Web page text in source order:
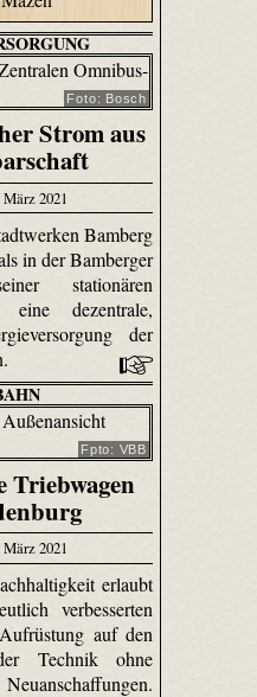
Foto: Bosch
Strom aus
2021
Bamberg
in der Bamberger
stationären
eine dezentrale,
der
Fpto: VBB
Triebwagen
2021
erlaubt
verbesserten
auf den
Technik ohne